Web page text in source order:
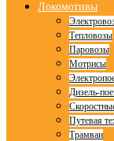
Локомотивы
Тепловозы
Паровозы
Мотрисы
Дизель-
Путевая
Трамваи